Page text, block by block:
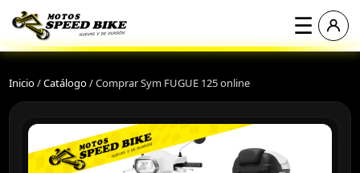
☰
Inicio/Catálogo/Comprar Sym FUGUE 125 online